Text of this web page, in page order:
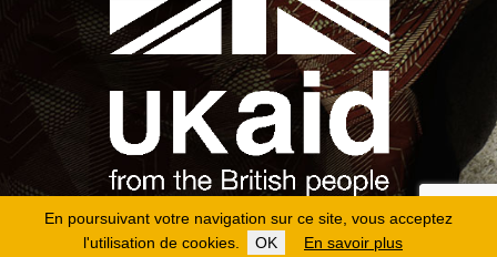
En poursuivant votre navigation sur ce site, vous acceptez
l'utilisation de cookies.
OK En savoir plus